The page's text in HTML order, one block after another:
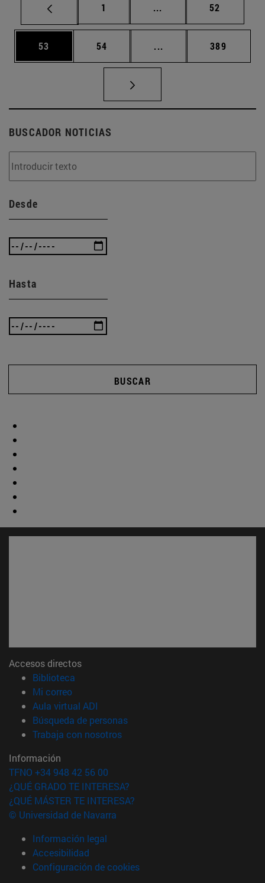
Página
1 ... Páginas intermedias
Página
52
Página
53 Página
54 ... Páginas intermedias
Página
389
BUSCADOR NOTICIAS
Desde
Hasta
BUSCAR
Accesos directos
Biblioteca
Mi correo(abre en nueva ventana)
Aula virtual ADI
Búsqueda de personas(abre en nueva ventana)
Trabaja con nosotros(abre en nueva ventana)
Información
TFNO +34 948 42 56 00
¿QUÉ GRADO TE INTERESA?
¿QUÉ MÁSTER TE INTERESA?
© Universidad de Navarra
Información legal
Accesibilidad
Configuración de cookies